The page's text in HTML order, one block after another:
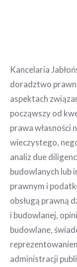
Kancelaria
doradztwo
aspektach
począwszy od
prawa własności
wieczystego,
analiz due
budowlanych lub
prawnym i
obsługą prawną
i budowlanej,
budowlane,
administracji